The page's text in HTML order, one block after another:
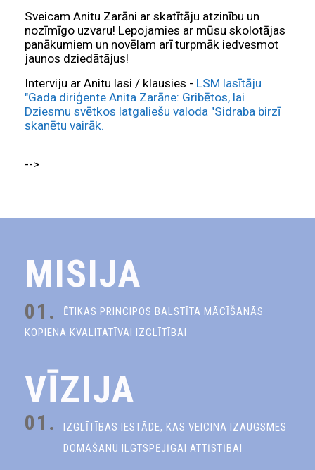
Sveicam Anitu Zarāni ar skatītāju atzinību un
nozīmīgo uzvaru! Lepojamies ar mūsu skolotājas
panākumiem un novēlam arī turpmāk iedvesmot
jaunos dziedātājus!
Interviju ar Anitu lasi / klausies - LSM lasītāju
"Gada diriģente Anita Zarāne: Gribētos, lai
Dziesmu svētkos latgaliešu valoda "Sidraba birzī
skanētu vairāk.
-->
MISIJA
01.
ĒTIKAS PRINCIPOS BALSTĪTA MĀCĪŠANĀS
KOPIENA KVALITATĪVAI IZGLĪTĪBAI
VĪZIJA
01.
IZGLĪTĪBAS IESTĀDE, KAS VEICINA IZAUGSMES
DOMĀŠANU ILGTSPĒJĪGAI ATTĪSTĪBAI